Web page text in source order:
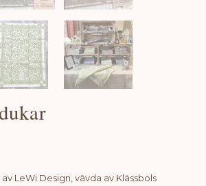
LeWi Design, vävda av Klässbols